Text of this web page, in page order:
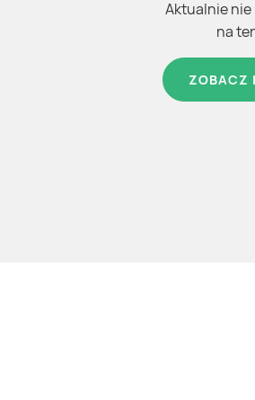
Aktualnie
na
ZOBACZ